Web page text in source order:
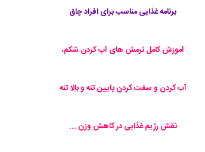
برنامه غذایی مناسب برای افراد چاق
آموزش کامل نرمش های آب کردن شکم،
آب کردن و سفت کردن پایین تنه و بالا تنه
نقش رژیم غذایی در کاهش وزن ...